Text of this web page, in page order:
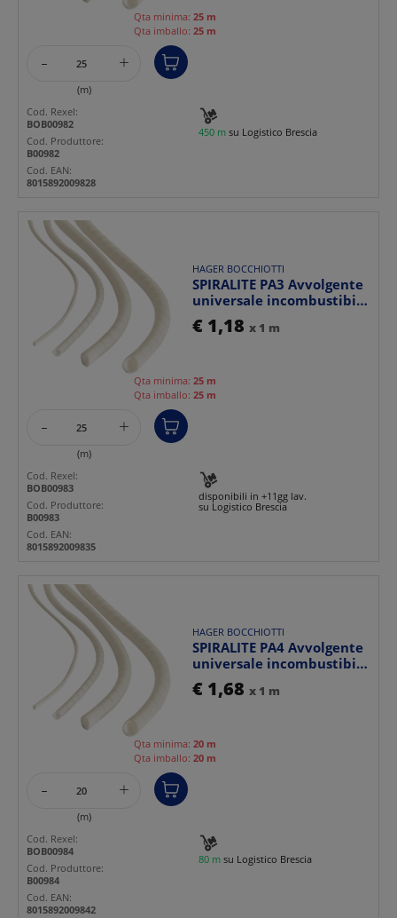
Qta minima: 25 m
Qta imballo: 25 m
- +
(m)
450 m su Logistico Brescia
Cod. Rexel:
BOB00982
Cod. Produttore:
B00982
Cod. EAN:
8015892009828
HAGER BOCCHIOTTI
SPIRALITE PA3 Avvolgente
universale incombustibile
autoestuente H...
€ 1,18 x 1 m
Qta minima: 25 m
Qta imballo: 25 m
- +
(m)
disponibili in +11gg lav.
su Logistico Brescia
Cod. Rexel:
BOB00983
Cod. Produttore:
B00983
Cod. EAN:
8015892009835
HAGER BOCCHIOTTI
SPIRALITE PA4 Avvolgente
universale incombustibile
autoestuente H...
€ 1,68 x 1 m
Qta minima: 20 m
Qta imballo: 20 m
- +
(m)
80 m su Logistico Brescia
Cod. Rexel:
BOB00984
Cod. Produttore:
B00984
Cod. EAN:
8015892009842